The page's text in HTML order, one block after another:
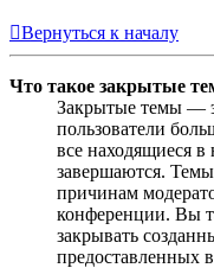
Вернуться к началу
Что такое закрытые
Закрытые темы —
пользователи
все находящиеся
завершаются.
причинам
конференции. Вы
закрывать
предоставленных